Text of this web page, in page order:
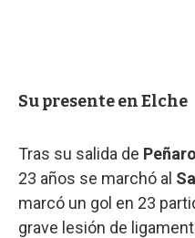
Su presente en Elche
Tras su salida de Peñarol
23 años se marchó al
marcó un gol en 23
grave lesión de